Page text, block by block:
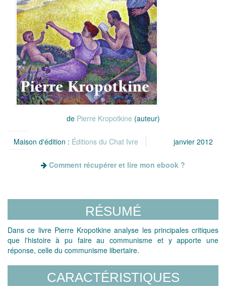
de Pierre Kropotkine (auteur)
Maison d'édition : Éditions du Chat Ivre janvier 2012
Comment récupérer et lire mon ebook ?
RÉSUMÉ
Dans ce livre Pierre Kropotkine analyse les principales critiques
que l'histoire à pu faire au communisme et y apporte une
réponse, celle du communisme libertaire.
CARACTÉRISTIQUES